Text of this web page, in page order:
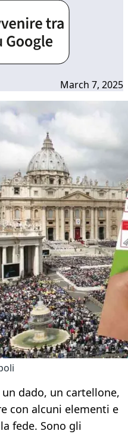
March 7, 2025
dado, un cartellone,
con alcuni elementi e
fede. Sono gli